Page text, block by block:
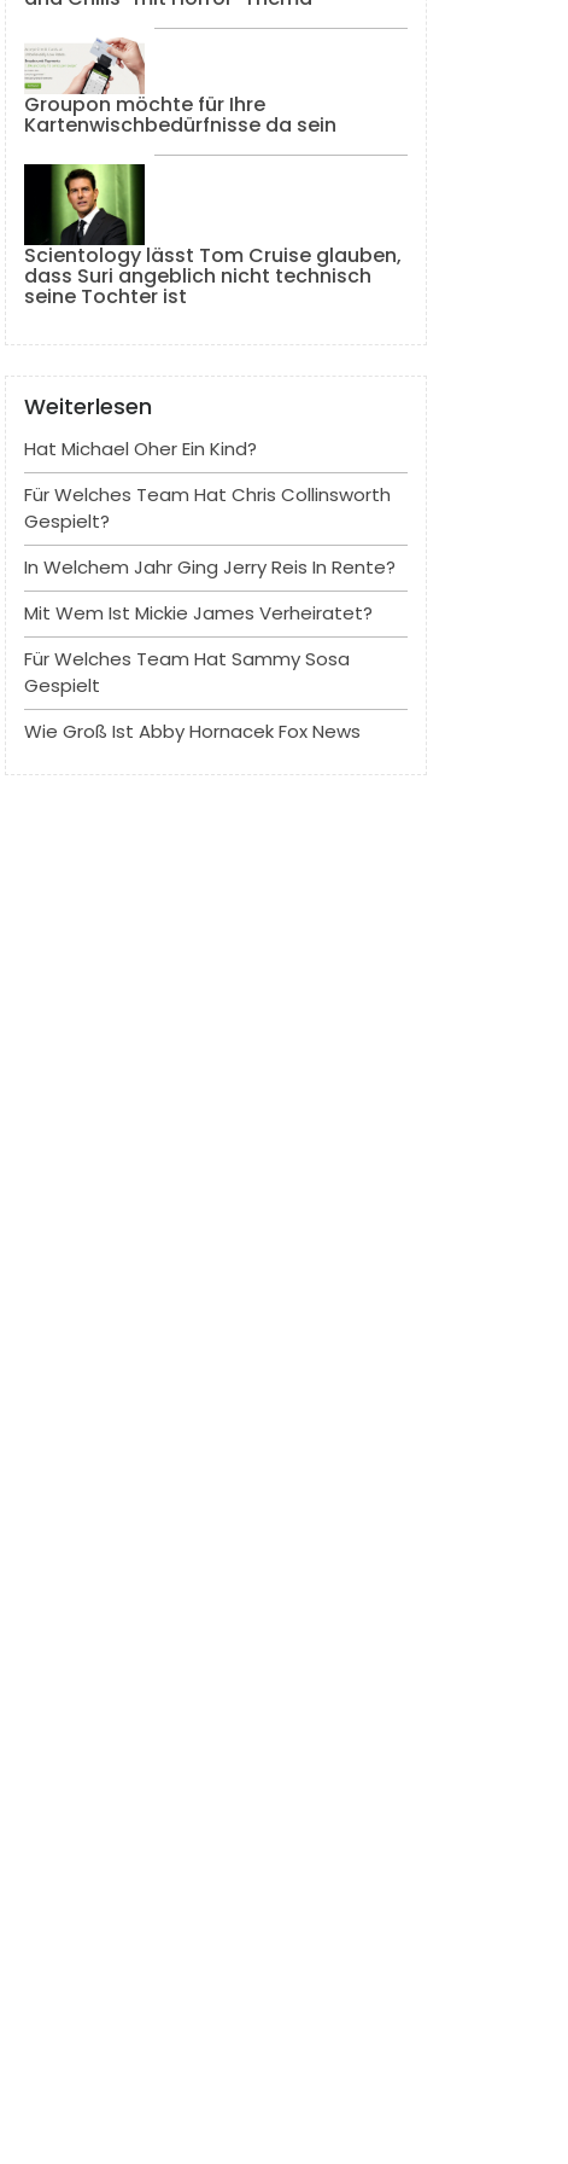
Groupon möchte für Ihre
Kartenwischbedürfnisse da sein
Scientology lässt Tom Cruise glauben,
dass Suri angeblich nicht technisch
seine Tochter ist
Weiterlesen
Hat Michael Oher Ein Kind?
Für Welches Team Hat Chris Collinsworth
Gespielt?
In Welchem ​​Jahr Ging Jerry Reis In Rente?
Mit Wem Ist Mickie James Verheiratet?
Für Welches Team Hat Sammy Sosa
Gespielt
Wie Groß Ist Abby Hornacek Fox News